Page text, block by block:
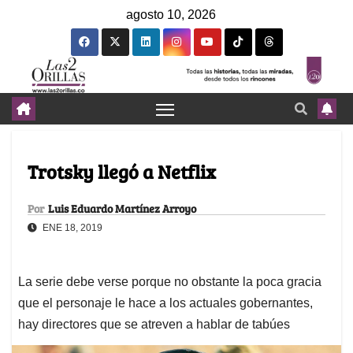
agosto 10, 2026
Trotsky llegó a Netflix
Por Luis Eduardo Martínez Arroyo
ENE 18, 2019
La serie debe verse porque no obstante la poca gracia
que el personaje le hace a los actuales gobernantes,
hay directores que se atreven a hablar de tabúes